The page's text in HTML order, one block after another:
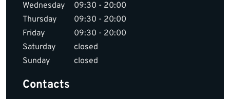
Wednesday
09:30 - 20:00
Thursday
09:30 - 20:00
Friday
09:30 - 20:00
Saturday
closed
Sunday
closed
Contacts